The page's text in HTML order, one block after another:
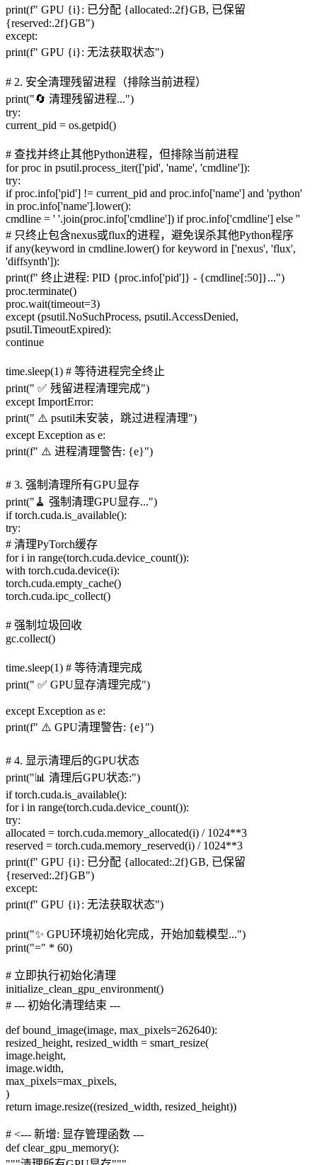
print(f" GPU {i}: 已分配 {allocated:.2f}GB, 已保留
{reserved:.2f}GB")
except:
print(f" GPU {i}: 无法获取状态")
# 2. 安全清理残留进程（排除当前进程）
print("🔄 清理残留进程...")
try:
current_pid = os.getpid()
# 查找并终止其他Python进程，但排除当前进程
for proc in psutil.process_iter(['pid', 'name', 'cmdline']):
try:
if proc.info['pid'] != current_pid and proc.info['name'] and 'python'
in proc.info['name'].lower():
cmdline = ' '.join(proc.info['cmdline']) if proc.info['cmdline'] else ''
# 只终止包含nexus或flux的进程，避免误杀其他Python程序
if any(keyword in cmdline.lower() for keyword in ['nexus', 'flux',
'diffsynth']):
print(f" 终止进程: PID {proc.info['pid']} - {cmdline[:50]}...")
proc.terminate()
proc.wait(timeout=3)
except (psutil.NoSuchProcess, psutil.AccessDenied,
psutil.TimeoutExpired):
continue
time.sleep(1) # 等待进程完全终止
print(" ✅ 残留进程清理完成")
except ImportError:
print(" ⚠️ psutil未安装，跳过进程清理")
except Exception as e:
print(f" ⚠️ 进程清理警告: {e}")
# 3. 强制清理所有GPU显存
print("🧹 强制清理GPU显存...")
if torch.cuda.is_available():
try:
# 清理PyTorch缓存
for i in range(torch.cuda.device_count()):
with torch.cuda.device(i):
torch.cuda.empty_cache()
torch.cuda.ipc_collect()
# 强制垃圾回收
gc.collect()
time.sleep(1) # 等待清理完成
print(" ✅ GPU显存清理完成")
except Exception as e:
print(f" ⚠️ GPU清理警告: {e}")
# 4. 显示清理后的GPU状态
print("📊 清理后GPU状态:")
if torch.cuda.is_available():
for i in range(torch.cuda.device_count()):
try:
allocated = torch.cuda.memory_allocated(i) / 1024**3
reserved = torch.cuda.memory_reserved(i) / 1024**3
print(f" GPU {i}: 已分配 {allocated:.2f}GB, 已保留
{reserved:.2f}GB")
except:
print(f" GPU {i}: 无法获取状态")
print("✨ GPU环境初始化完成，开始加载模型...")
print("=" * 60)
# 立即执行初始化清理
initialize_clean_gpu_environment()
# --- 初始化清理结束 ---
def bound_image(image, max_pixels=262640):
resized_height, resized_width = smart_resize(
image.height,
image.width,
max_pixels=max_pixels,
)
return image.resize((resized_width, resized_height))
# <--- 新增: 显存管理函数 ---
def clear_gpu_memory():